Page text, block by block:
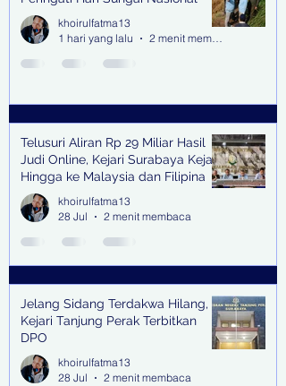
khoirulfatma13
1 hari yang lalu
2 menit membaca
Telusuri Aliran Rp 29 Miliar Hasil
Judi Online, Kejari Surabaya Kejar
Hingga ke Malaysia dan Filipina
khoirulfatma13
28 Jul
2 menit membaca
Jelang Sidang Terdakwa Hilang,
Kejari Tanjung Perak Terbitkan
DPO
khoirulfatma13
28 Jul
2 menit membaca